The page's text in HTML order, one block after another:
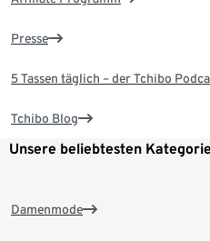
Presse
5 Tassen täglich – der Tchibo
Tchibo Blog
Unsere beliebtesten
Damenmode